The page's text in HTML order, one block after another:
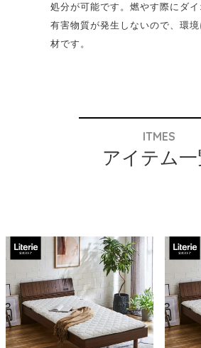
処分が可能です。燃やす際にダ
有害物質が発生しないので、環
材です。
ITMES
アイテム一